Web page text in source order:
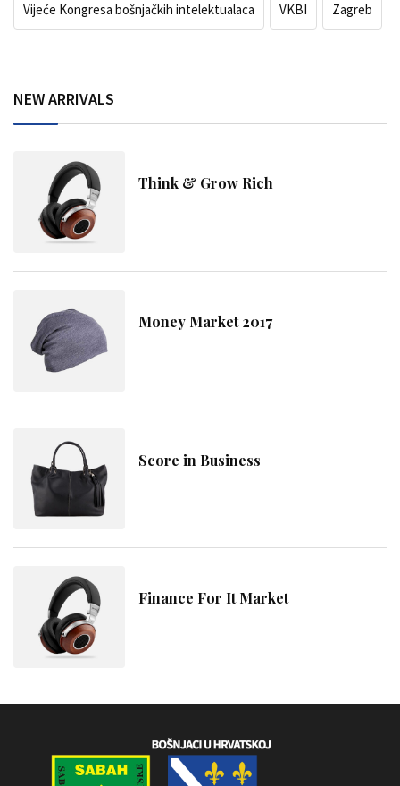
Vijeće Kongresa bošnjačkih intelektualaca VKBI Zagreb
NEW ARRIVALS
Think & Grow Rich
Money Market 2017
Score in Business
Finance For It Market